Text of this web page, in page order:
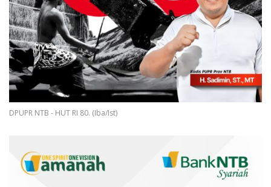
DPUPR NTB - HUT RI 80. (Iba/Ist)